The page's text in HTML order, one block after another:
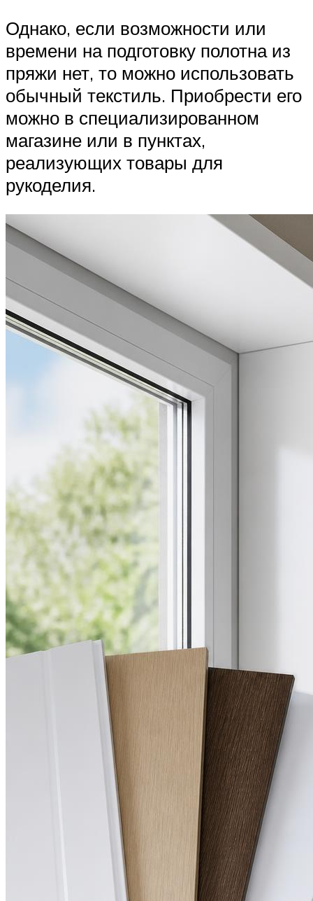
Однако, если возможности или
времени на подготовку полотна из
пряжи нет, то можно использовать
обычный текстиль. Приобрести его
можно в специализированном
магазине или в пунктах,
реализующих товары для
рукоделия.